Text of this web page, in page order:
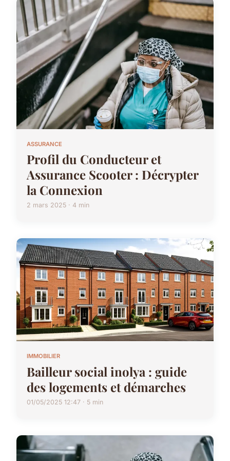
ASSURANCE
Profil du Conducteur et
Assurance Scooter : Décrypter
la Connexion
2 mars 2025 · 4 min
IMMOBILIER
Bailleur social inolya : guide
des logements et démarches
01/05/2025 12:47 · 5 min